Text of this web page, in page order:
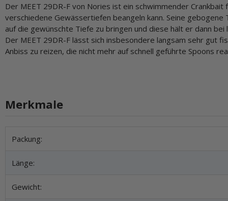
Der MEET 29DR-F von Nories ist ein schwimmender
verschiedene Gewässertiefen beangeln kann. Seine
auf die gewünschte Tiefe zu bringen und diese hält er dann
Der MEET 29DR-F lässt sich insbesondere langsam sehr gut
Anbiss zu reizen, die nicht mehr auf schnell geführte Spoons
Merkmale
Produkteigenschaft
Wert
Packung:
Länge:
Gewicht: